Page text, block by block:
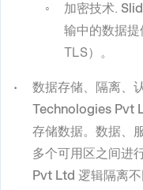
加密技术.
输中的数据
TLS）。
数据存储、隔离、
Technologies Pvt
存储数据。数据、
多个可用区之间进
Pvt Ltd 逻辑隔离